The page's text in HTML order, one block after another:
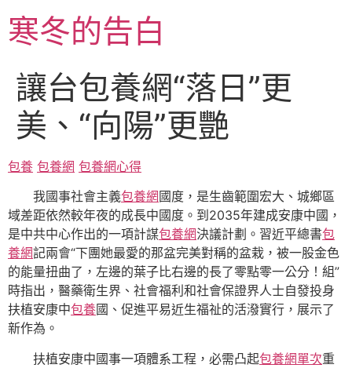
至
主寒冬的告白
讓台包養網“落日”更
美、“向陽”更艷
包養 包養網 包養網心得
我國事社會主義包養網 國度，是生齒範圍宏大、城鄉區
域差距依然較年夜的成長中國度。到2035年建成安康中國，
是中共中心作出的一項計謀包養網決議計劃。習近平總書包
養網記兩會“下團她最愛的那盆完美對稱的盆栽，被一股金色
的能量扭曲了，左邊的葉子比右邊的長了零點零一公分！組”
時指出，醫藥衛生界、社會福利和社會保證界人士自發投身
扶植安康中包養國、促進平易近生福祉的活潑實行，展示了
新作為。
扶植安康中國事一項體系工程，必需凸起包養網單次重